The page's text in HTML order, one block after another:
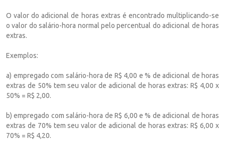
O valor do adicional de horas extras é encontrado multiplicando-se
o valor do salário-hora normal pelo percentual do adicional de horas
extras.
Exemplos:
a) empregado com salário-hora de R$ 4,00 e % de adicional de horas
extras de 50% tem seu valor de adicional de horas extras: R$ 4,00 x
50% = R$ 2,00.
b) empregado com salário-hora de R$ 6,00 e % de adicional de horas
extras de 70% tem seu valor de adicional de horas extras: R$ 6,00 x
70% = R$ 4,20.